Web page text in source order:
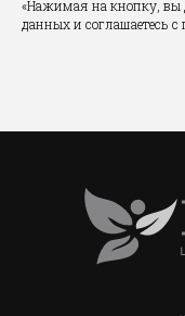
«Нажимая на кнопку, вы
данных и соглашаетесь